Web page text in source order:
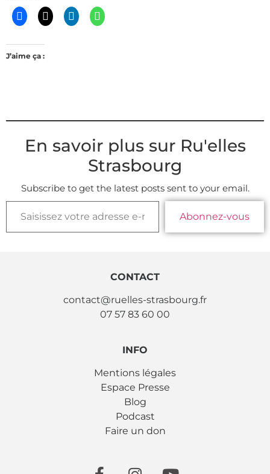
J’aime ça :
En savoir plus sur Ru'elles
Strasbourg
Subscribe to get the latest posts sent to your email.
Abonnez-vous
CONTACT
contact@ruelles-strasbourg.fr
07 57 83 60 00
INFO
Mentions légales
Espace Presse
Blog
Podcast
Faire un don